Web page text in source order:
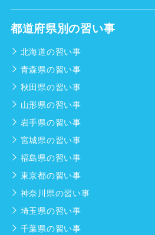
都道府県別の習い事
北海道の習い事
青森県の習い事
秋田県の習い事
山形県の習い事
岩手県の習い事
宮城県の習い事
福島県の習い事
東京都の習い事
神奈川県の習い事
埼玉県の習い事
千葉県の習い事